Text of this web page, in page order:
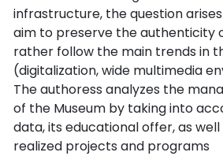
infrastructure, the question
aim to preserve the authenticity
rather follow the main trends in
(digitalization, wide multimedia
The authoress analyzes the
of the Museum by taking into
data, its educational offer, as
realized projects and programs